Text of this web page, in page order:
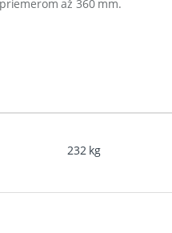
až 360 mm.
232 kg